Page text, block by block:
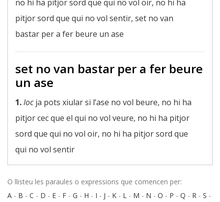
no hi ha pitjor sord que qui no vol oir, no hi ha
pitjor sord que qui no vol sentir, set no van
bastar per a fer beure un ase
set no van bastar per a fer beure
un ase
1.locja pots xiular si l’ase no vol beure, no hi ha
pitjor cec que el qui no vol veure, no hi ha pitjor
sord que qui no vol oir, no hi ha pitjor sord que
qui no vol sentir
O llisteu les paraules o expressions que comencen per:
A - B - C - D - E - F - G - H - I - J - K - L - M - N - O - P - Q - R - S -